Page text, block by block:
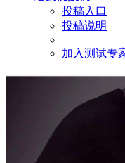
投稿入口
投稿说明
加入测试专